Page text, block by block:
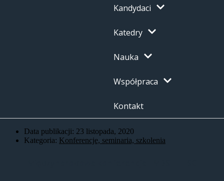
Kandydaci
Katedry
Nauka
Współpraca
Kontakt
Data publikacji: 23 listopada, 2020
Kategoria: Konferencje, seminaria, szkolenia